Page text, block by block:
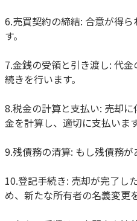
6.売買契約の締結: 合意が得
す。
7.金銭の受領と引き渡し: 代
続きを行います。
8.税金の計算と支払い: 売却
金を計算し、適切に支払います
9.残債務の清算: もし残債務が
10.登記手続き: 売却が完了し
め、新たな所有者の名義変更